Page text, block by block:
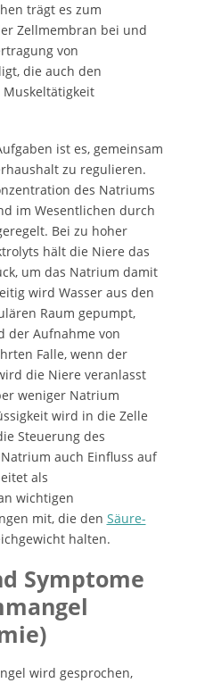
trägt es zum
Zellmembran bei und
von
die auch den
ist es, gemeinsam
zu regulieren.
des Natriums
im Wesentlichen durch
Bei zu hoher
hält die Niere das
um das Natrium damit
wird Wasser aus den
Raum gepumpt,
der Aufnahme von
Falle, wenn der
die Niere veranlasst
weniger Natrium
wird in die Zelle
Steuerung des
auch Einfluss auf
als
wichtigen
mit, die den Säure-
halten.
Symptome
wird gesprochen,